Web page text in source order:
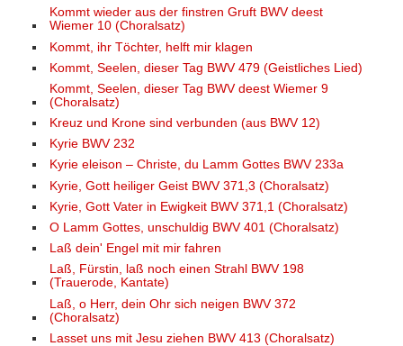
Kommt wieder aus der finstren Gruft BWV deest
Wiemer 10 (Choralsatz)
Kommt, ihr Töchter, helft mir klagen
Kommt, Seelen, dieser Tag BWV 479 (Geistliches Lied)
Kommt, Seelen, dieser Tag BWV deest Wiemer 9
(Choralsatz)
Kreuz und Krone sind verbunden (aus BWV 12)
Kyrie BWV 232
Kyrie eleison – Christe, du Lamm Gottes BWV 233a
Kyrie, Gott heiliger Geist BWV 371,3 (Choralsatz)
Kyrie, Gott Vater in Ewigkeit BWV 371,1 (Choralsatz)
O Lamm Gottes, unschuldig BWV 401 (Choralsatz)
Laß dein' Engel mit mir fahren
Laß, Fürstin, laß noch einen Strahl BWV 198
(Trauerode, Kantate)
Laß, o Herr, dein Ohr sich neigen BWV 372
(Choralsatz)
Lasset uns mit Jesu ziehen BWV 413 (Choralsatz)